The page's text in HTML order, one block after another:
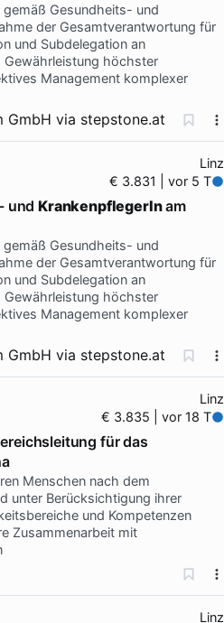
Gesundheits- und
der Gesamtverantwortung für
und Subdelegation an
höchster
Management komplexer
GmbH via stepstone.at
Linz
€ 3.831 | vor 5 T
undKrankenpflegerInam
Gesundheits- und
der Gesamtverantwortung für
und Subdelegation an
höchster
Management komplexer
GmbH via stepstone.at
Linz
€ 3.835 | vor 18 T
für das
Menschen nach dem
unter Berücksichtigung ihrer
und Kompetenzen
Zusammenarbeit mit
Linz